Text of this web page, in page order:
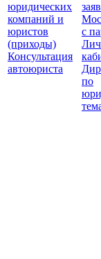
юридических
компаний и
юристов
(приходы)
Консультация
автоюриста
с
по